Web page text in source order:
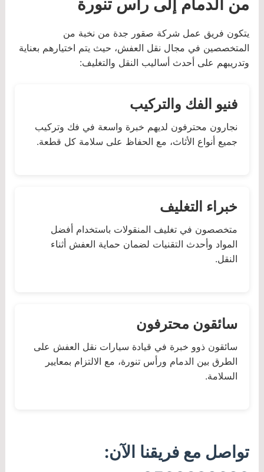
من الدمام إلى رأس تنورة
يتكون فريق عمل شركة صقور جدة من نخبة من
المتخصصين في مجال نقل العفش، حيث يتم اختيارهم بعناية
وتدريبهم على أحدث أساليب النقل والتغليف:
فنيو الفك والتركيب
نجارون محترفون لديهم خبرة واسعة في فك وتركيب
جميع أنواع الأثاث، مع الحفاظ على سلامة كل قطعة.
خبراء التغليف
متخصصون في تغليف المنقولات باستخدام أفضل
المواد وأحدث التقنيات لضمان حماية العفش أثناء
النقل.
سائقون محترفون
سائقون ذوو خبرة في قيادة سيارات نقل العفش على
الطرق بين الدمام ورأس تنورة، مع الالتزام بمعايير
السلامة.
تواصل مع فريقنا الآن: